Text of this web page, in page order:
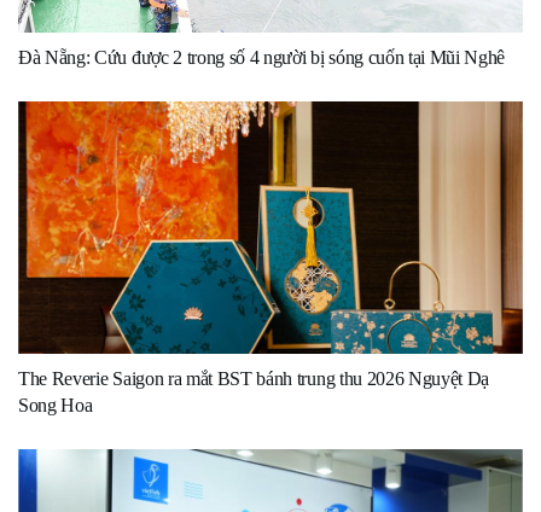
Đà Nẵng: Cứu được 2 trong số 4 người bị sóng cuốn tại Mũi Nghê
The Reverie Saigon ra mắt BST bánh trung thu 2026 Nguyệt Dạ
Song Hoa